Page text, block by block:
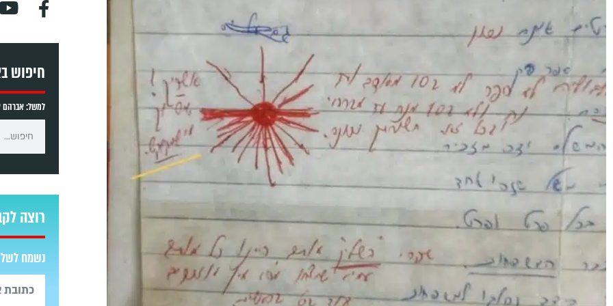
חיפוש
למשל: אברהם
רוצה
נשמח